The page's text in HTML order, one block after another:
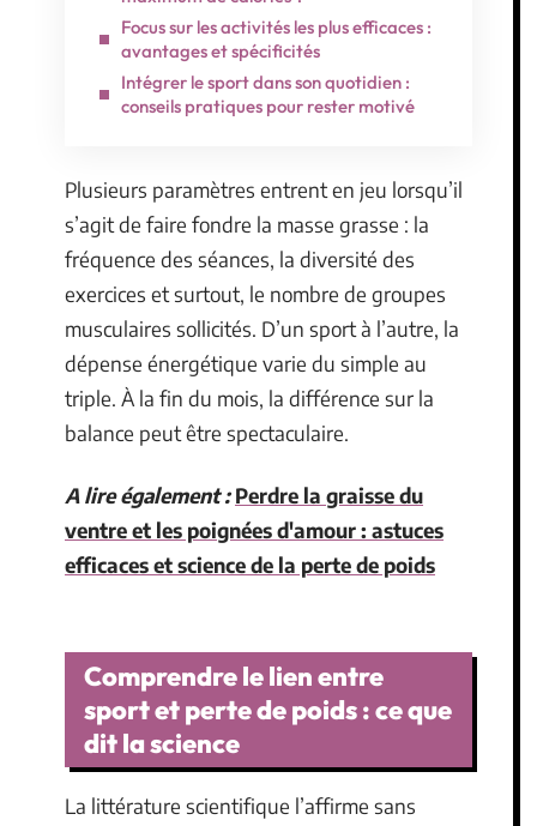
Focus sur les activités les plus efficaces :
avantages et spécificités
Intégrer le sport dans son quotidien :
conseils pratiques pour rester motivé
Plusieurs paramètres entrent en jeu lorsqu’il
s’agit de faire fondre la masse grasse : la
fréquence des séances, la diversité des
exercices et surtout, le nombre de groupes
musculaires sollicités. D’un sport à l’autre, la
dépense énergétique varie du simple au
triple. À la fin du mois, la différence sur la
balance peut être spectaculaire.
A lire également : Perdre la graisse du
ventre et les poignées d'amour : astuces
efficaces et science de la perte de poids
Comprendre le lien entre
sport et perte de poids : ce que
dit la science
La littérature scientifique l’affirme sans